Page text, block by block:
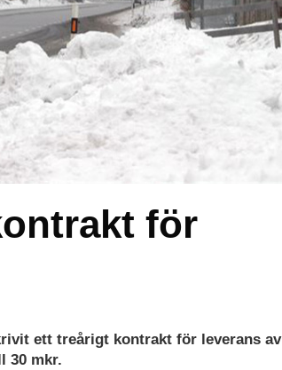
för
ett treårigt kontrakt för leverans av
30 mkr.